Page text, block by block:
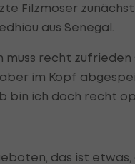
Filzmoser
aus Senegal.
muss recht
im Kopf
bin ich doch recht
das ist etwas,